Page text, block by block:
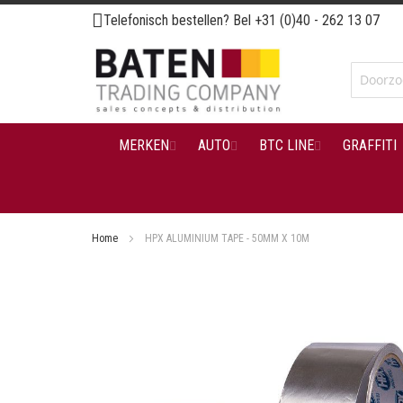
Ga
naar
de
inhoud
Telefonisch bestellen? Bel +31 (0)40 - 262 13 07
MERKEN AUTO BTC LINE GRAFFITI
Home HPX ALUMINIUM TAPE - 50MM X 10M